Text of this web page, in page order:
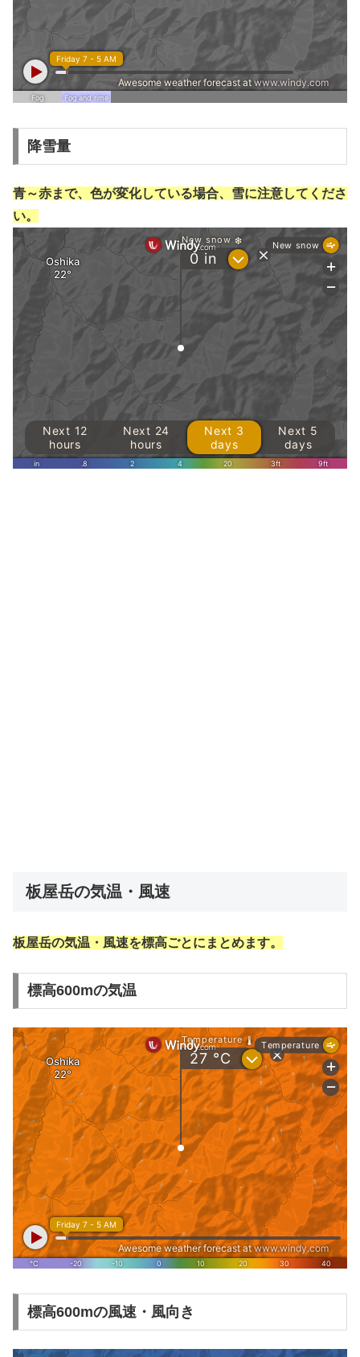
降雪量
青～赤まで、色が変化している場合、雪に注意してくださ
い。
板屋岳の気温・風速
板屋岳の気温・風速を標高ごとにまとめます。
標高600mの気温
標高600mの風速・風向き